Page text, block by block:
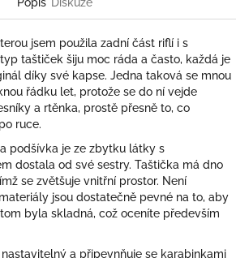
jsem použila zadní část riflí i s
taštiček šiju moc ráda a často, každá je
díky své kapse. Jedna taková se mnou
řádku let, protože se do ní vejde
a rtěnka, prostě přesně to, co
ruce.
podšívka je ze zbytku látky s
dostala od své sestry. Taštička má dno
se zvětšuje vnitřní prostor. Není
jsou dostatečně pevné na to, aby
byla skladná, což oceníte především
a připevnňuje se karabinkami